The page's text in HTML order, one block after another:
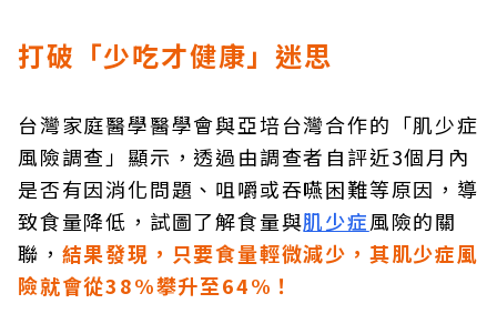
打破「少吃才健康」迷思
台灣家庭醫學醫學會與亞培台灣合作的「肌少症
風險調查」顯示，透過由調查者自評近3個月內
是否有因消化問題、咀嚼或吞嚥困難等原因，導
致食量降低，試圖了解食量與肌少症風險的關
聯， 結果發現，只要食量輕微減少，其肌少症風
險就會從38%攀升至64%！